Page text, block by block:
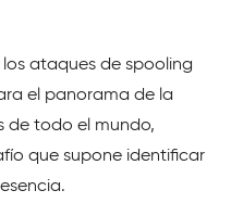
ataques de spooling
el panorama de la
de todo el mundo,
que supone identificar